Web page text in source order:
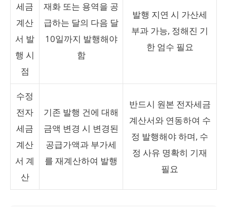
세금
계산
서 발
행 시
점
재화 또는 용역을 공
급하는 달의 다음 달
10일까지 발행해야
함
발행 지연 시 가산세
부과 가능, 정해진 기
한 엄수 필요
수정
전자
세금
계산
서 계
산
기존 발행 건에 대해
금액 변경 시 변경된
공급가액과 부가세
를 재계산하여 발행
반드시 원본 전자세금
계산서와 연동하여 수
정 발행해야 하며, 수
정 사유 명확히 기재
필요